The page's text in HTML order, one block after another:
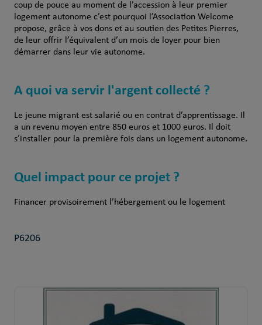
coup de pouce au moment de l’accession à leur premier
logement autonome c’est pourquoi l’Association Welcome
propose, grâce à vos dons et au soutien des Petites Pierres,
de leur offrir l’équivalent d’un mois de loyer pour bien
démarrer dans leur vie autonome.
A quoi va servir l'argent collecté ?
Le jeune migrant est salarié ou en contrat d’apprentissage. Il
a un revenu moyen entre 850 euros et 1000 euros. Il doit
s’installer pour la première fois dans un logement autonome.
Quel impact pour ce projet ?
Financer provisoirement l’hébergement ou le logement
P6206